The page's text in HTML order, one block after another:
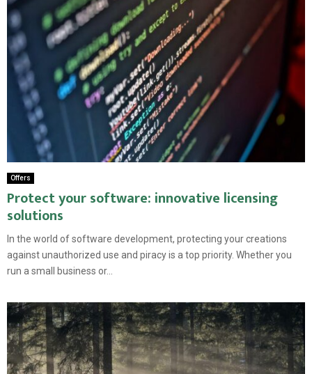
Offers
Protect your software: innovative licensing
solutions
In the world of software development, protecting your creations
against unauthorized use and piracy is a top priority. Whether you
run a small business or...